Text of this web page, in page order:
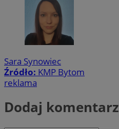
Sara Synowiec
Źródło: KMP Bytom
reklama
Dodaj komentarz